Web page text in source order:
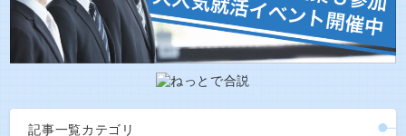
記事一覧カテゴリ